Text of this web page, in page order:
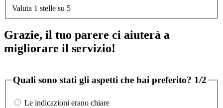
Valuta 1 stelle su 5
Grazie, il tuo parere ci aiuterà a
migliorare il servizio!
Quali sono stati gli aspetti che hai preferito? 1/2
Le indicazioni erano chiare